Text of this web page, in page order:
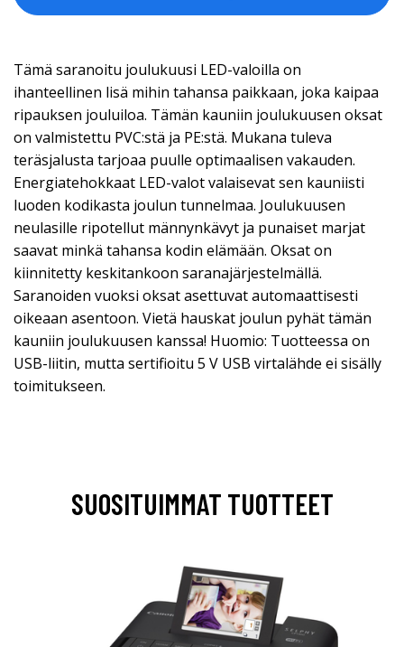
Tämä saranoitu joulukuusi LED-valoilla on
ihanteellinen lisä mihin tahansa paikkaan, joka kaipaa
ripauksen jouluiloa. Tämän kauniin joulukuusen oksat
on valmistettu PVC:stä ja PE:stä. Mukana tuleva
teräsjalusta tarjoaa puulle optimaalisen vakauden.
Energiatehokkaat LED-valot valaisevat sen kauniisti
luoden kodikasta joulun tunnelmaa. Joulukuusen
neulasille ripotellut männynkävyt ja punaiset marjat
saavat minkä tahansa kodin elämään. Oksat on
kiinnitetty keskitankoon saranajärjestelmällä.
Saranoiden vuoksi oksat asettuvat automaattisesti
oikeaan asentoon. Vietä hauskat joulun pyhät tämän
kauniin joulukuusen kanssa! Huomio: Tuotteessa on
USB-liitin, mutta sertifioitu 5 V USB virtalähde ei sisälly
toimitukseen.
SUOSITUIMMAT TUOTTEET